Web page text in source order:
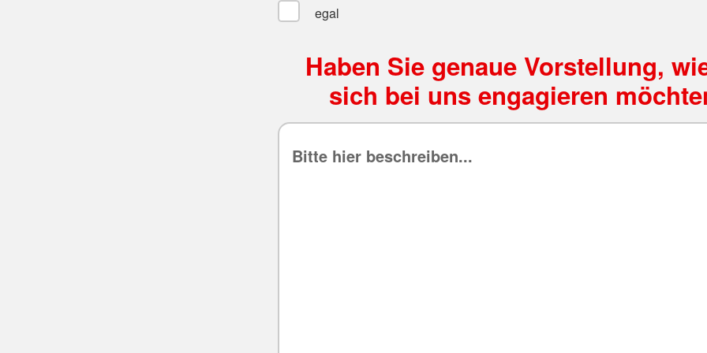
egal
Haben Sie genaue Vorstellung,
sich bei uns engagieren